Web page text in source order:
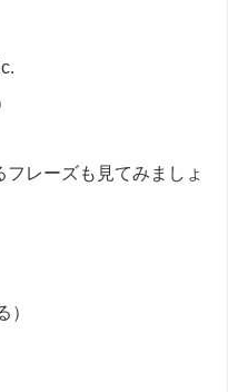
フレーズも見てみましょ
）